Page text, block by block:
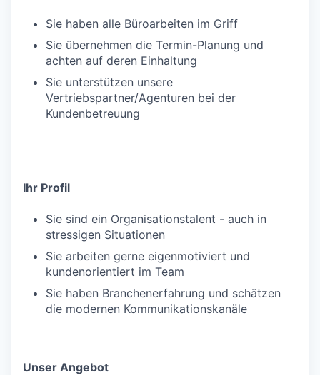
Sie haben alle Büroarbeiten im Griff
Sie übernehmen die Termin-Planung und
achten auf deren Einhaltung
Sie unterstützen unsere
Vertriebspartner/Agenturen bei der
Kundenbetreuung
Ihr Profil
Sie sind ein Organisationstalent - auch in
stressigen Situationen
Sie arbeiten gerne eigenmotiviert und
kundenorientiert im Team
Sie haben Branchenerfahrung und schätzen
die modernen Kommunikationskanäle
Unser Angebot